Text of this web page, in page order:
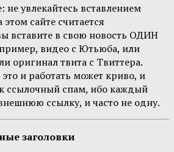
увлекайтесь вставлением
сайте считается
вставите в свою новость ОДИН
видео с Ютьюба, или
оригинал твита с Твиттера.
и работать может криво, и
ссылочный спам, ибо каждый
ссылку, и часто не одну.
заголовки